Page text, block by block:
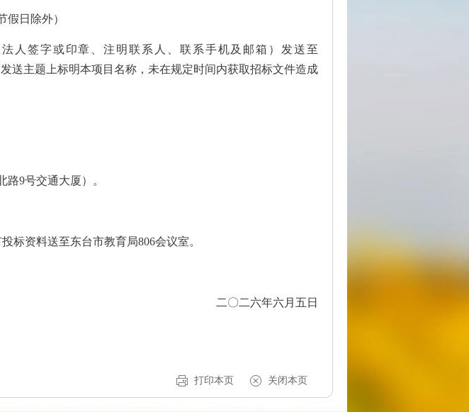
假日除外）
人签字或印章、注明联系人、联系手机及邮箱）发送至
送主题上标明本项目名称，未在规定时间内获取招标文件造成
路9号交通大厦）。
标资料送至东台市教育局806会议室。
二〇二六年六月五日
打印本页 关闭本页